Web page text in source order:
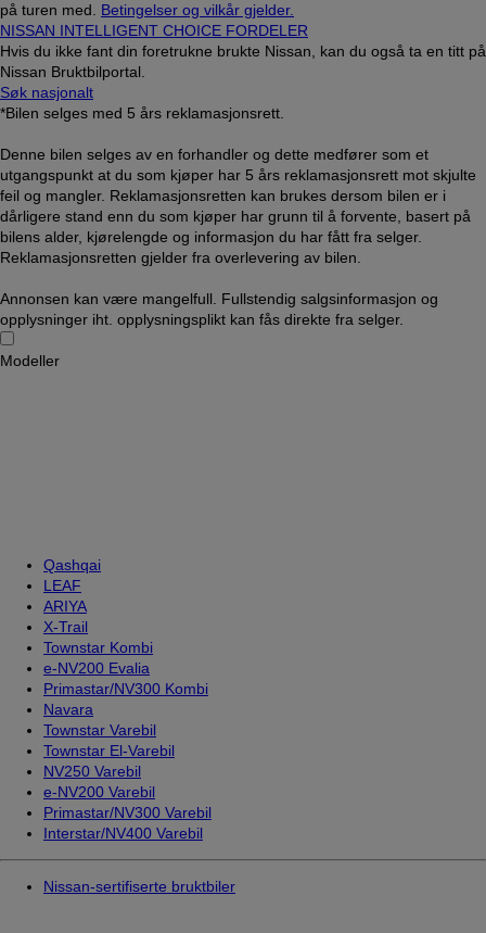
på turen med. Betingelser og vilkår gjelder.
NISSAN INTELLIGENT CHOICE FORDELER
Hvis du ikke fant din foretrukne brukte Nissan, kan du også ta en titt på
Nissan Bruktbilportal.
Søk nasjonalt
*Bilen selges med 5 års reklamasjonsrett.
Denne bilen selges av en forhandler og dette medfører som et
utgangspunkt at du som kjøper har 5 års reklamasjonsrett mot skjulte
feil og mangler. Reklamasjonsretten kan brukes dersom bilen er i
dårligere stand enn du som kjøper har grunn til å forvente, basert på
bilens alder, kjørelengde og informasjon du har fått fra selger.
Reklamasjonsretten gjelder fra overlevering av bilen.
Annonsen kan være mangelfull. Fullstendig salgsinformasjon og
opplysninger iht. opplysningsplikt kan fås direkte fra selger.
Modeller
Qashqai
LEAF
ARIYA
X-Trail
Townstar Kombi
e-NV200 Evalia
Primastar/NV300 Kombi
Navara
Townstar Varebil
Townstar El-Varebil
NV250 Varebil
e-NV200 Varebil
Primastar/NV300 Varebil
Interstar/NV400 Varebil
Nissan-sertifiserte bruktbiler